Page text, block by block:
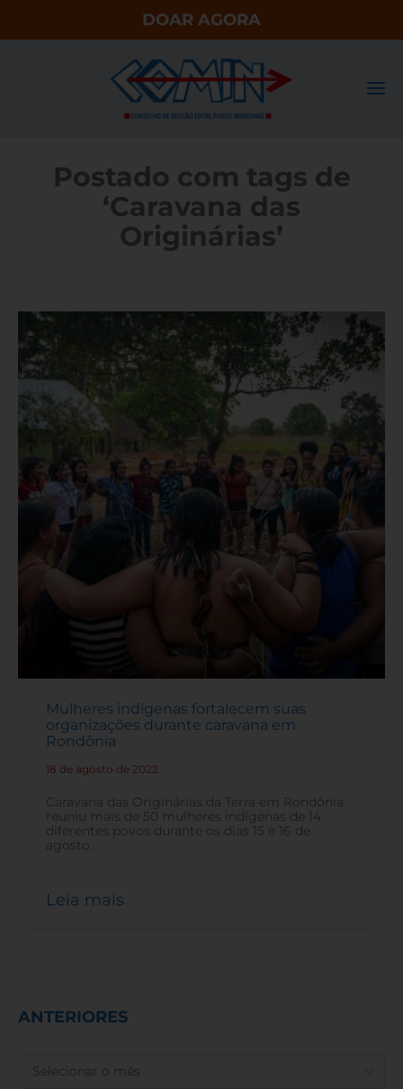
DOAR AGORA
Postado com tags de
‘Caravana das
Originárias’
Mulheres indígenas fortalecem suas
organizações durante caravana em
Rondônia
18 de agosto de 2022
Caravana das Originárias da Terra em Rondônia
reuniu mais de 50 mulheres indígenas de 14
diferentes povos durante os dias 15 e 16 de
agosto.
Leia mais
ANTERIORES